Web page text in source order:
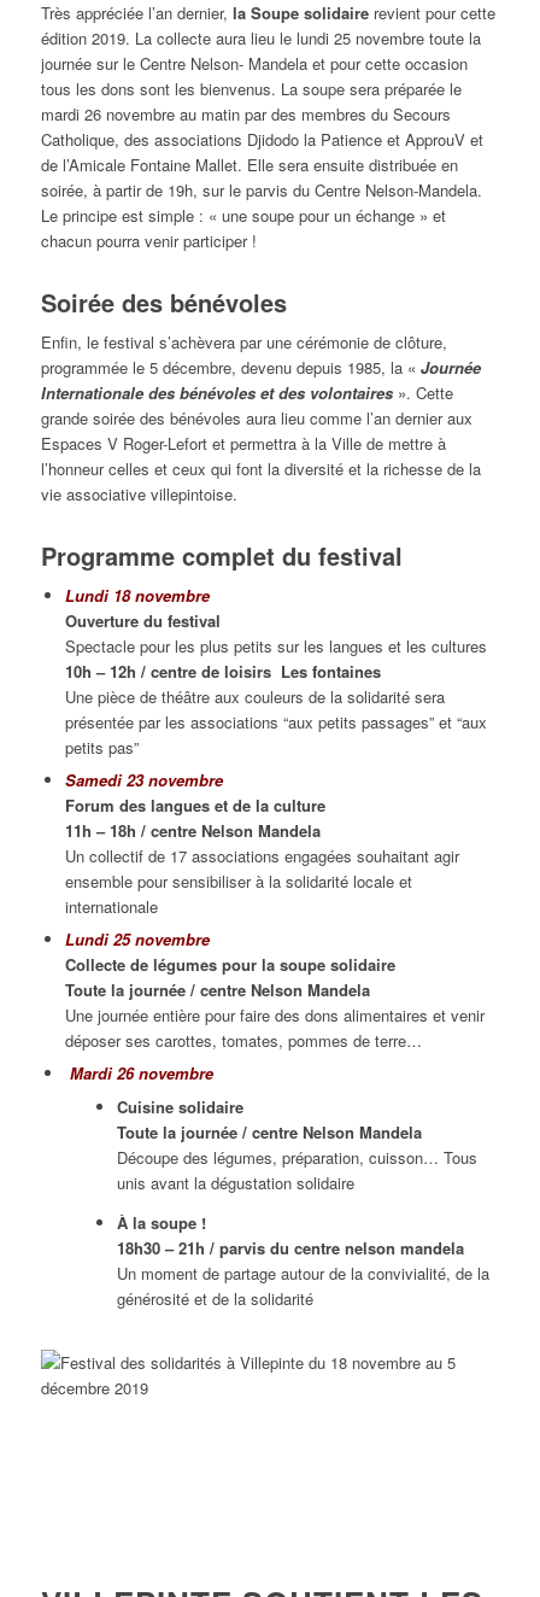
Très appréciée l’an dernier, la Soupe solidairerevient pour cette
édition 2019. La collecte aura lieu le lundi 25 novembre toute la
journée sur le Centre Nelson- Mandela et pour cette occasion
tous les dons sont les bienvenus. La soupe sera préparée le
mardi 26 novembre au matin par des membres du Secours
Catholique, des associations Djidodo la Patience et ApprouV et
de l’Amicale Fontaine Mallet. Elle sera ensuite distribuée en
soirée, à partir de 19h, sur le parvis du Centre Nelson-Mandela.
Le principe est simple : « une soupe pour un échange » et
chacun pourra venir participer !
Soirée des bénévoles
Enfin, le festival s’achèvera par une cérémonie de clôture,
programmée le 5 décembre, devenu depuis 1985, la « Journée
Internationale des bénévoles et des volontaires». Cette
grande soirée des bénévoles aura lieu comme l’an dernier aux
Espaces V Roger-Lefort et permettra à la Ville de mettre à
l’honneur celles et ceux qui font la diversité et la richesse de la
vie associative villepintoise.
Programme complet du festival
Lundi 18 novembre
Ouverture du festival
Spectacle pour les plus petits sur les langues et les cultures
10h – 12h / centre de loisirs Les fontaines
Une pièce de théâtre aux couleurs de la solidarité sera
présentée par les associations “aux petits passages” et “aux
petits pas”
Samedi 23 novembre
Forum des langues et de la culture
11h – 18h / centre Nelson Mandela
Un collectif de 17 associations engagées souhaitant agir
ensemble pour sensibiliser à la solidarité locale et
internationale
Lundi 25 novembre
Collecte de légumes pour la soupe solidaire
Toute la journée / centre Nelson Mandela
Une journée entière pour faire des dons alimentaires et venir
déposer ses carottes, tomates, pommes de terre…
Mardi 26 novembre
Cuisine solidaire
Toute la journée / centre Nelson Mandela
Découpe des légumes, préparation, cuisson… Tous
unis avant la dégustation solidaire
À la soupe !
18h30 – 21h / parvis du centre nelson mandela
Un moment de partage autour de la convivialité, de la
générosité et de la solidarité